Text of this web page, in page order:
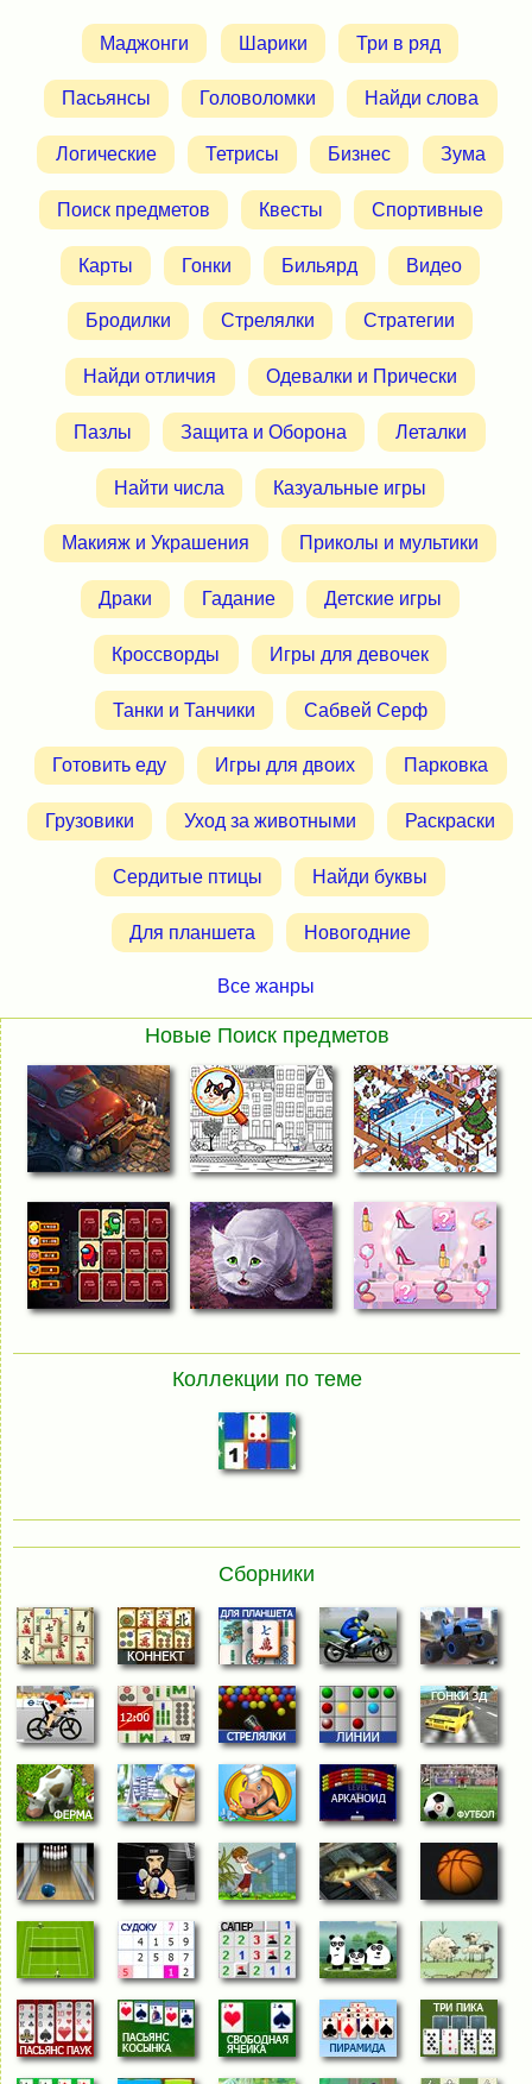
Маджонги Шарики Три в ряд
Пасьянсы Головоломки Найди слова
Логические Тетрисы Бизнес Зума
Поиск предметов Квесты Спортивные
Карты Гонки Бильярд Видео
Бродилки Стрелялки Стратегии
Найди отличия Одевалки и Прически
Пазлы Защита и Оборона Леталки
Найти числа Казуальные игры
Макияж и Украшения Приколы и мультики
Драки Гадание Детские игры
Кроссворды Игры для девочек
Танки и Танчики Сабвей Серф
Готовить еду Игры для двоих Парковка
Грузовики Уход за животными Раскраски
Сердитые птицы Найди буквы
Для планшета Новогодние
Все жанры
Новые Поиск предметов
Коллекции по теме
Сборники